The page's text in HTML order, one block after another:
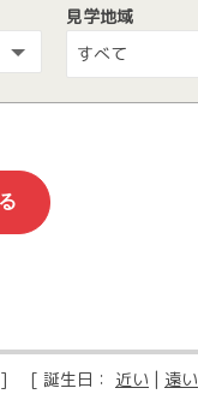
見学地域
すべて
] [ 誕生日： 近い | 遠い